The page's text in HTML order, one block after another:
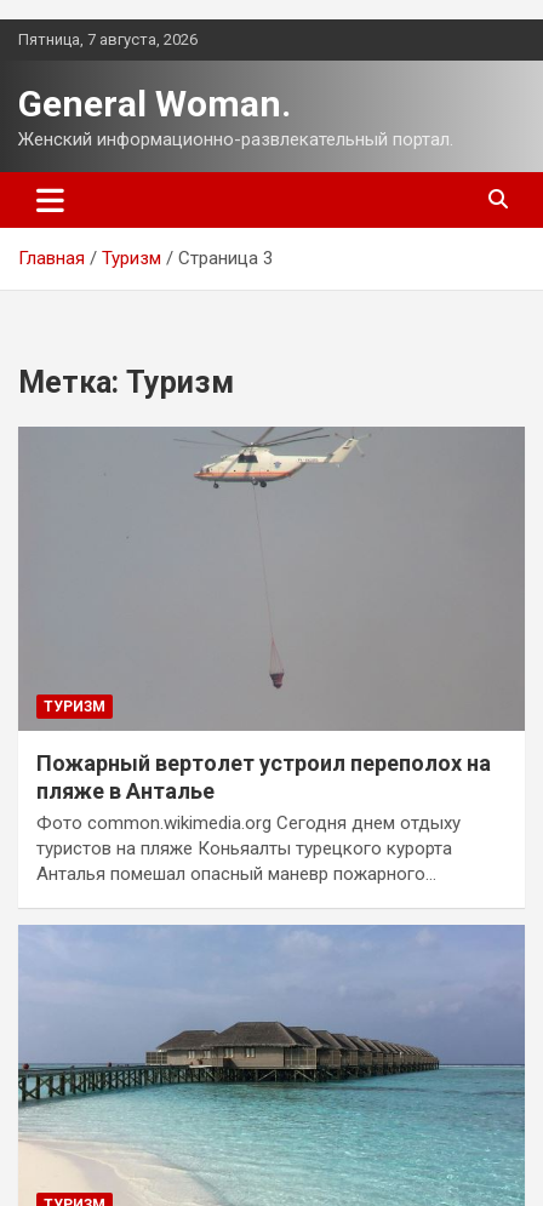
Перейти
Пятница, 7 августа, 2026
General Woman.
Женский информационно-развлекательный портал.
Главная Туризм Страница 3
Метка: Туризм
ТУРИЗМ
Пожарный вертолет устроил переполох на
пляже в Анталье
Фото common.wikimedia.org Сегодня днем отдыху
туристов на пляже Коньяалты турецкого курорта
Анталья помешал опасный маневр пожарного…